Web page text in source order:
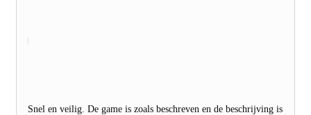
Snel en veilig. De game is zoals beschreven en de beschrijving is